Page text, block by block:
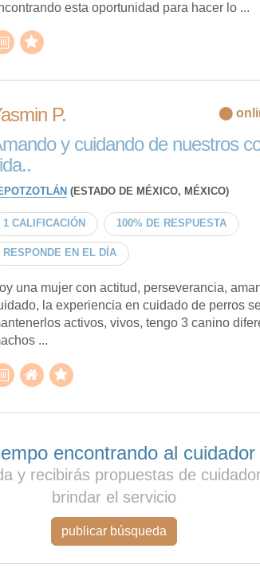
esta oportunidad para hacer lo ...
P. ⬤
y cuidando de nuestros
(ESTADO DE MÉXICO, MÉXICO)
1 CALIFICACIÓN 100% DE RESPUESTA
RESPONDE EN EL DÍA
una mujer con actitud, perseverancia,
la experiencia en cuidado de perros
activos, vivos, tengo 3 canino
...
encontrando al cuidador
y recibirás propuestas de
brindar el servicio
publicar búsqueda